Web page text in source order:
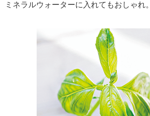
ミネラルウォーターに入れてもおしゃれ。